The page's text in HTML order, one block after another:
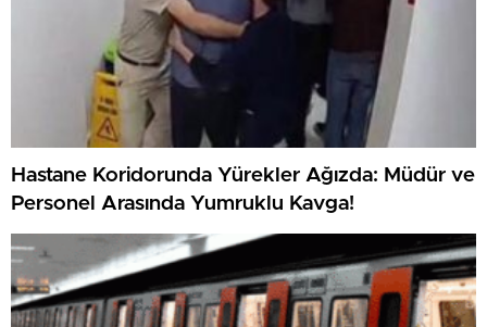
Hastane Koridorunda Yürekler Ağızda: Müdür ve
Personel Arasında Yumruklu Kavga!